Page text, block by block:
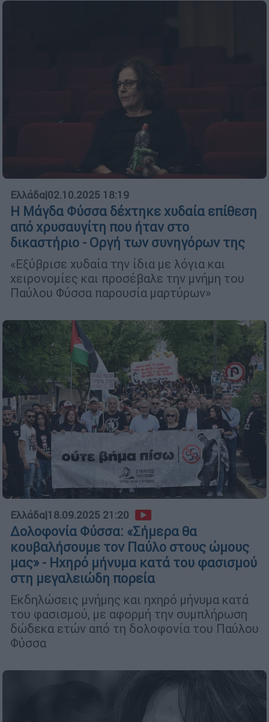
Ελλάδα|02.10.2025 18:19
Η Μάγδα Φύσσα δέχτηκε χυδαία επίθεση
από χρυσαυγίτη που ήταν στο
δικαστήριο - Οργή των συνηγόρων της
«Εξύβρισε χυδαία την ίδια με λόγια και
χειρονομίες και προσέβαλε την μνήμη του
Παύλου Φύσσα παρουσία μαρτύρων»
Ελλάδα|18.09.2025 21:20
Δολοφονία Φύσσα: «Σήμερα θα
κουβαλήσουμε τον Παύλο στους ώμους
μας» - Ηχηρό μήνυμα κατά του φασισμού
στη μεγαλειώδη πορεία
Εκδηλώσεις μνήμης και ηχηρό μήνυμα κατά
του φασισμού, με αφορμή την συμπλήρωση
δώδεκα ετών από τη δολοφονία του Παύλου
Φύσσα